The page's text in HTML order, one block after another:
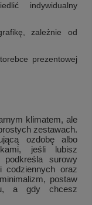
indywidualny
zależnie od
prezentowej
klimatem, ale
zestawach.
ozdobę albo
jeśli lubisz
podkreśla surowy
codziennych oraz
postaw
a gdy chcesz